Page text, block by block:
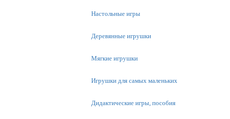
Настольные игры
Деревянные игрушки
Мягкие игрушки
Игрушки для самых маленьких
Дидактические игры, пособия